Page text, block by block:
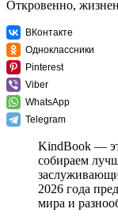
Откровенно,
ВКонтакте
Одноклассники
Pinterest
Viber
WhatsApp
Telegram
KindBook —
собираем
2026 года
мира и